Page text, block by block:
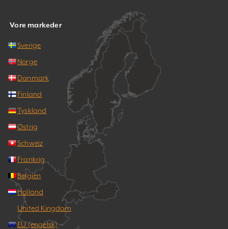
Vore markeder
Sverige
Norge
Danmark
Finland
Tyskland
Østrig
Schweiz
Frankrig
Belgien
Holland
United Kingdom
EU (engelsk)